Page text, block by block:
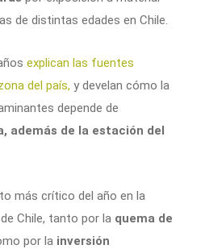
de distintas edades en Chile.
explican las fuentes
del país, y develan cómo la
depende de
además de la estación del
más crítico del año en la
Chile, tanto por la quema de
por la inversión